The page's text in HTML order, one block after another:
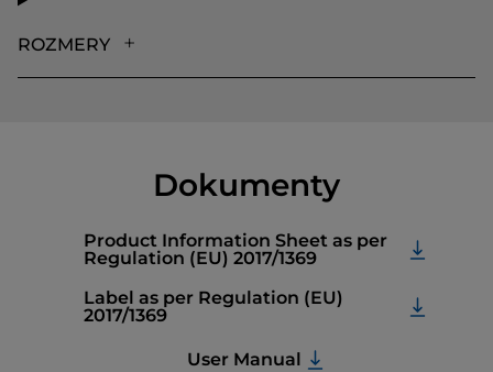
ROZMERY
Dokumenty
Product Information Sheet as per
Regulation (EU) 2017/1369
Label as per Regulation (EU)
2017/1369
User Manual